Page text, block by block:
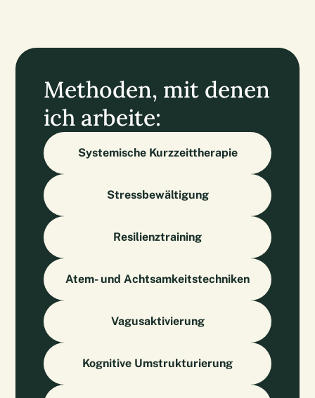
Methoden, mit denen
ich arbeite:
Systemische Kurzzeittherapie
Stressbewältigung
Resilienztraining
Atem- und Achtsamkeitstechniken
Vagusaktivierung
Kognitive Umstrukturierung